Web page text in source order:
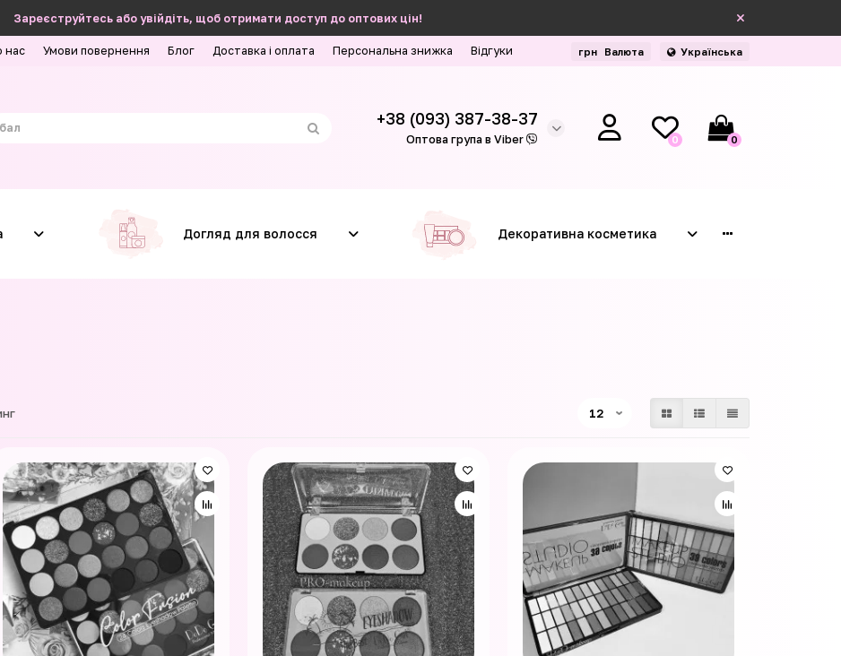
Зареєструйтесь або увійдіть, щоб отримати доступ до оптових цін!
нас Умови повернення Блог Доставка і оплата Персональна знижка Відгуки грн Валюта Українська
+38 (093) 387-38-37
Оптова група в Viber 0 0
Догляд для волосся Декоративна косметика